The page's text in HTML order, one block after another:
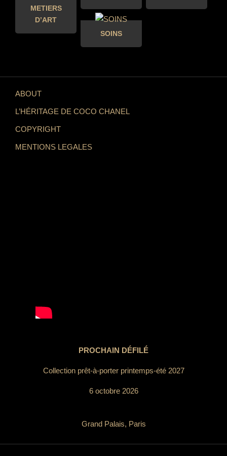
METIERS
D’ART
SOINS
ABOUT
L’HÉRITAGE DE COCO CHANEL
COPYRIGHT
MENTIONS LEGALES
PROCHAIN DÉFILÉ
Collection prêt-à-porter printemps-été 2027
6 octobre 2026
Grand Palais, Paris